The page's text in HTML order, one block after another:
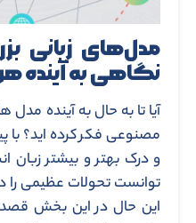
مدل‌های زبانی
نگاهی به
آیا تا به حال به آینده
مصنوعی فکر کرده اید؟ با
و درک بهتر و بیشتر زبان
توانست تحولات عظیمی را
این حال در این بخش قصد